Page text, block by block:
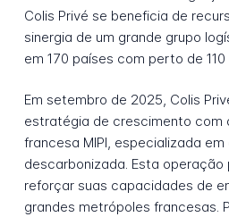
Colis Privé se beneficia de
sinergia de um grande grupo
em 170 países com perto de 110
Em setembro de 2025, Colis
estratégia de crescimento com
francesa MIPI, especializada
descarbonizada. Esta operação
reforçar suas capacidades de
grandes metrópoles francesas.